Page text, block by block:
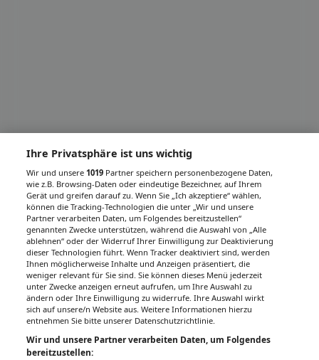
Ihre Privatsphäre ist uns wichtig
Wir und unsere1019 Partner speichern personenbezogene Daten,
wie z.B. Browsing-Daten oder eindeutige Bezeichner, auf Ihrem
Gerät und greifen darauf zu. Wenn Sie „Ich akzeptiere“ wählen,
können die Tracking-Technologien die unter „Wir und unsere
Partner verarbeiten Daten, um Folgendes bereitzustellen“
genannten Zwecke unterstützen, während die Auswahl von „Alle
ablehnen“ oder der Widerruf Ihrer Einwilligung zur Deaktivierung
dieser Technologien führt. Wenn Tracker deaktiviert sind, werden
Ihnen möglicherweise Inhalte und Anzeigen präsentiert, die
weniger relevant für Sie sind. Sie können dieses Menü jederzeit
unter Zwecke anzeigen erneut aufrufen, um Ihre Auswahl zu
ändern oder Ihre Einwilligung zu widerrufe. Ihre Auswahl wirkt
sich auf unsere/n Website aus. Weitere Informationen hierzu
entnehmen Sie bitte unserer Datenschutzrichtlinie.
Wir und unsere Partner verarbeiten Daten, um Folgendes
bereitzustellen: